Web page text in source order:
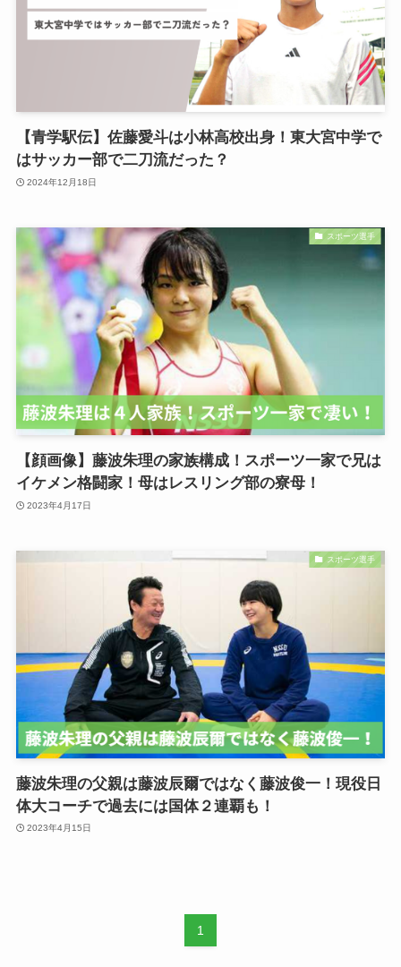
【青学駅伝】佐藤愛斗は小林高校出身！東大宮中学で
はサッカー部で二刀流だった？
2024年12月18日
スポーツ選手
【顔画像】藤波朱理の家族構成！スポーツ一家で兄は
イケメン格闘家！母はレスリング部の寮母！
2023年4月17日
スポーツ選手
藤波朱理の父親は藤波辰爾ではなく藤波俊一！現役日
体大コーチで過去には国体２連覇も！
2023年4月15日
1